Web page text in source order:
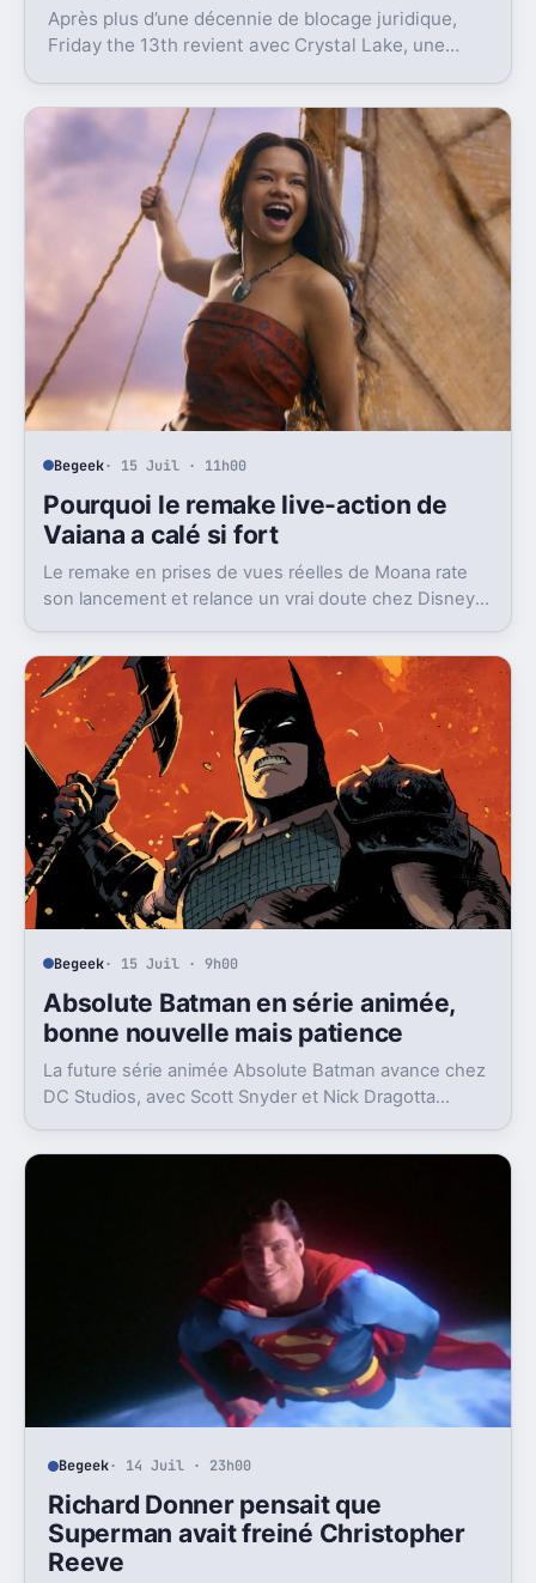
Après plus d’une décennie de blocage juridique,
Friday the 13th revient avec Crystal Lake, une
Begeek· 15 Juil · 11h00
Pourquoi le remake live-action de
Vaiana a calé si fort
Le remake en prises de vues réelles de Moana rate
son lancement et relance un vrai doute chez Disney
Begeek· 15 Juil · 9h00
Absolute Batman en série animée,
bonne nouvelle mais patience
La future série animée Absolute Batman avance chez
DC Studios, avec Scott Snyder et Nick Dragotta
demain.
Begeek· 14 Juil · 23h00
Richard Donner pensait que
Superman avait freiné Christopher
Reeve